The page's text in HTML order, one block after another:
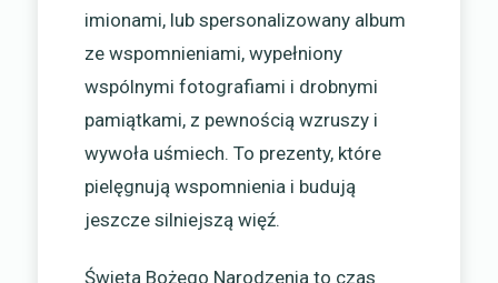
imionami, lub spersonalizowany album
ze wspomnieniami, wypełniony
wspólnymi fotografiami i drobnymi
pamiątkami, z pewnością wzruszy i
wywoła uśmiech. To prezenty, które
pielęgnują wspomnienia i budują
jeszcze silniejszą więź.
Święta Bożego Narodzenia to czas